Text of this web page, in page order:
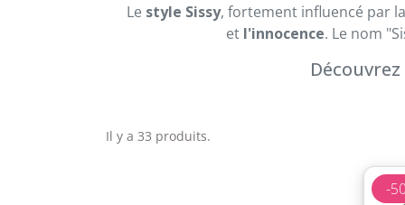
Le style Sissy, fortement influencé par
et l'innocence. Le nom
Il y a 33 produits.
-